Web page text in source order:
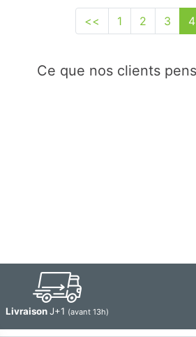
<< 1 2 3 4
Ce que nos clients
LivraisonJ+1 (avant 13h)